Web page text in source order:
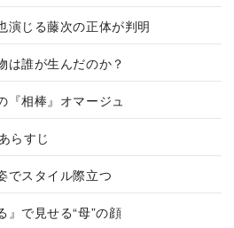
演じる藤次の正体が判明
は誰が生んだのか？
『相棒』オマージュ
らすじ
でスタイル際立つ
』で見せる“母”の顔